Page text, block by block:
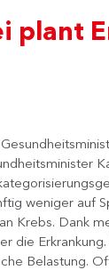
plant
weniger auf
Krebs. Dank
die
Belastung.